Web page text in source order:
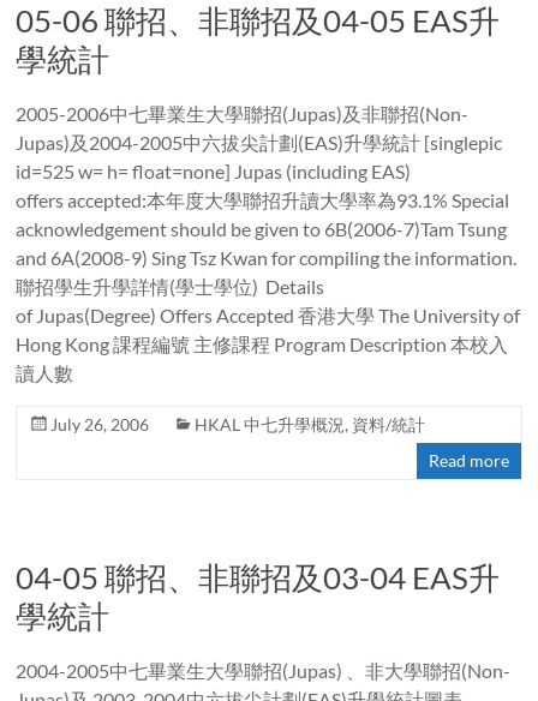
05-06 聯招、非聯招及04-05 EAS升
學統計
2005-2006中七畢業生大學聯招(Jupas)及非聯招(Non-
Jupas)及2004-2005中六拔尖計劃(EAS)升學統計 [singlepic
id=525 w= h= float=none] Jupas (including EAS)
offers accepted:本年度大學聯招升讀大學率為93.1% Special
acknowledgement should be given to 6B(2006-7)Tam Tsung
and 6A(2008-9) Sing Tsz Kwan for compiling the information.
聯招學生升學詳情(學士學位) Details
of Jupas(Degree) Offers Accepted 香港大學 The University of
Hong Kong 課程編號 主修課程 Program Description 本校入
讀人數
July 26, 2006 HKAL 中七升學概況, 資料/統計
Read more
04-05 聯招、非聯招及03-04 EAS升
學統計
2004-2005中七畢業生大學聯招(Jupas) 、非大學聯招(Non-